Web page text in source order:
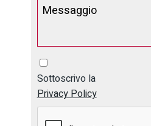
Sottoscrivo la
Privacy Policy